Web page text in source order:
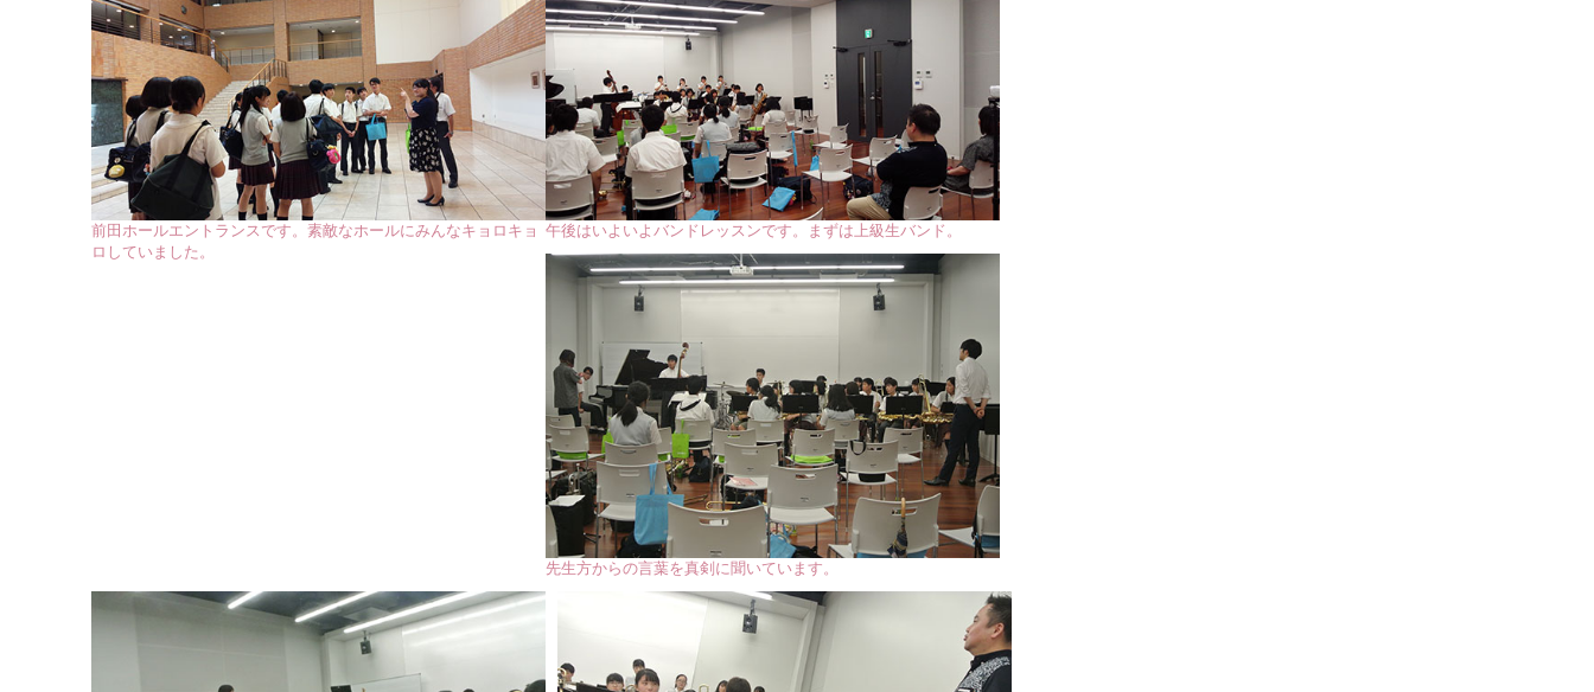
前田ホールエントランスです。素敵なホールにみんなキョロキョ
ロしていました。
午後はいよいよバンドレッスンです。まずは上級生バンド。
先生方からの言葉を真剣に聞いています。